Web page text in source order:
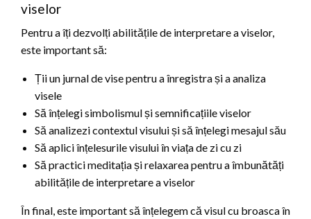
viselor
Pentru a îți dezvolți abilitățile de interpretare a viselor,
este important să:
Ții un jurnal de vise pentru a înregistra și a analiza
visele
Să înțelegi simbolismul și semnificațiile viselor
Să analizezi contextul visului și să înțelegi mesajul său
Să aplici înțelesurile visului în viața de zi cu zi
Să practici meditația și relaxarea pentru a îmbunătăți
abilitățile de interpretare a viselor
În final, este important să înțelegem că visul cu broasca în